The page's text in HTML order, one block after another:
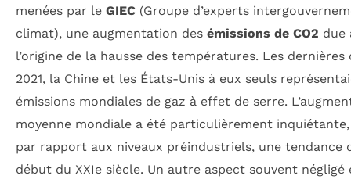
menées par le GIEC (Groupe d’experts
climat), une augmentation des émissions de CO2 due
l’origine de la hausse des températures. Les
2021, la Chine et les États-Unis à eux seuls
émissions mondiales de gaz à effet de serre.
moyenne mondiale a été particulièrement
par rapport aux niveaux préindustriels, une tendance
début du XXIe siècle. Un autre aspect souvent